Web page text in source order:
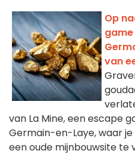
Op
game
van
van La Mine, een escape
Germain-en-Laye, waar
een oude mijnbouwsite te